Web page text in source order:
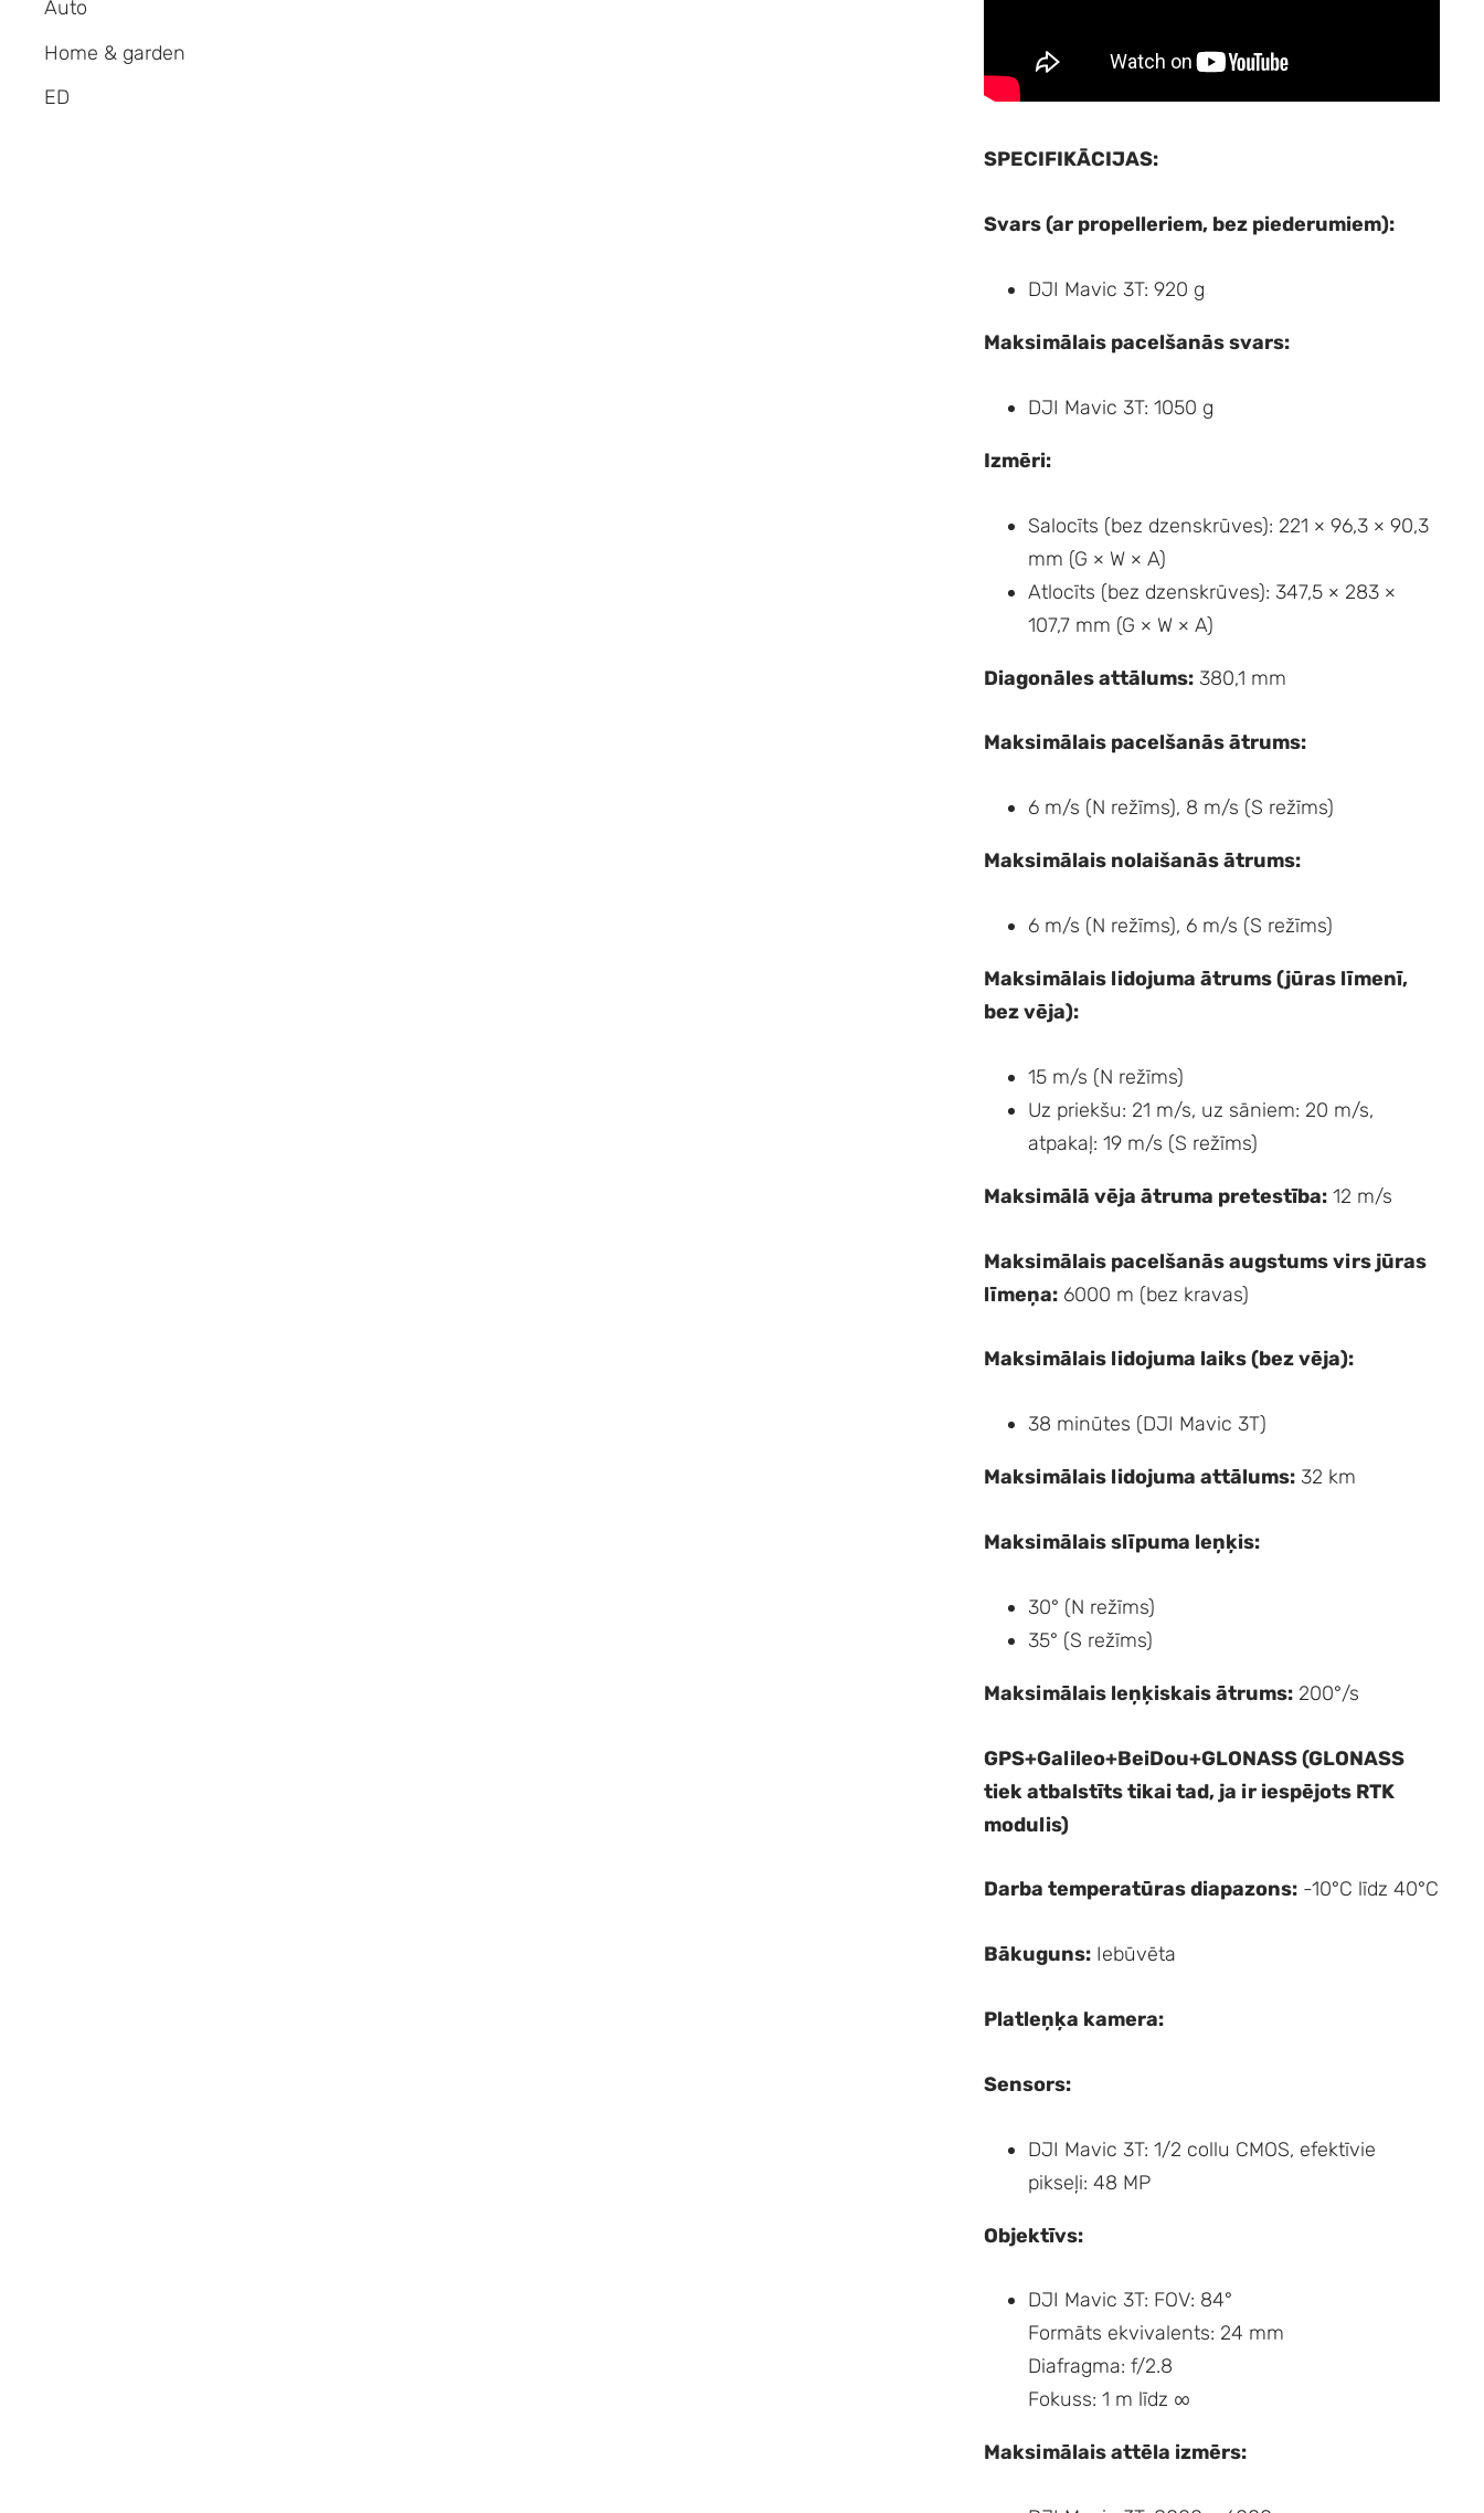
Auto
Home & garden
ED
SPECIFIKĀCIJAS:
Svars (ar propelleriem, bez piederumiem):
DJI Mavic 3T: 920 g
Maksimālais pacelšanās svars:
DJI Mavic 3T: 1050 g
Izmēri:
Salocīts (bez dzenskrūves): 221 × 96,3 × 90,3
mm (G × W × A)
Atlocīts (bez dzenskrūves): 347,5 × 283 ×
107,7 mm (G × W × A)
Diagonāles attālums: 380,1 mm
Maksimālais pacelšanās ātrums:
6 m/s (N režīms), 8 m/s (S režīms)
Maksimālais nolaišanās ātrums:
6 m/s (N režīms), 6 m/s (S režīms)
Maksimālais lidojuma ātrums (jūras līmenī,
bez vēja):
15 m/s (N režīms)
Uz priekšu: 21 m/s, uz sāniem: 20 m/s,
atpakaļ: 19 m/s (S režīms)
Maksimālā vēja ātruma pretestība: 12 m/s
Maksimālais pacelšanās augstums virs jūras
līmeņa: 6000 m (bez kravas)
Maksimālais lidojuma laiks (bez vēja):
38 minūtes (DJI Mavic 3T)
Maksimālais lidojuma attālums: 32 km
Maksimālais slīpuma leņķis:
30° (N režīms)
35° (S režīms)
Maksimālais leņķiskais ātrums: 200°/s
GPS+Galileo+BeiDou+GLONASS (GLONASS
tiek atbalstīts tikai tad, ja ir iespējots RTK
modulis)
Darba temperatūras diapazons: -10°C līdz 40°C
Bākuguns: Iebūvēta
Platleņķa kamera:
Sensors:
DJI Mavic 3T: 1/2 collu CMOS, efektīvie
pikseļi: 48 MP
Objektīvs:
DJI Mavic 3T: FOV: 84°
Formāts ekvivalents: 24 mm
Diafragma: f/2.8
Fokuss: 1 m līdz ∞
Maksimālais attēla izmērs: